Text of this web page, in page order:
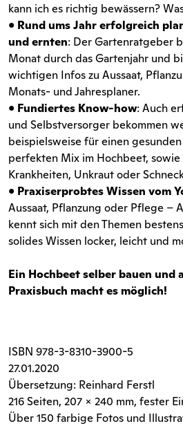
kann ich es richtig bewässern?
• Rund ums Jahr erfolgreich
und ernten: Der Gartenratgeber
Monat durch das Gartenjahr und
wichtigen Infos zu Aussaat,
Monats- und Jahresplaner.
• Fundiertes Know-how: Auch
und Selbstversorger bekommen
beispielsweise für einen
perfekten Mix im Hochbeet,
Krankheiten, Unkraut oder
• Praxiserprobtes Wissen vom
Aussaat, Pflanzung oder Pflege –
kennt sich mit den Themen
solides Wissen locker, leicht und
Ein Hochbeet selber bauen und
Praxisbuch macht es möglich!
ISBN 978-3-8310-3900-5
27.01.2020
Übersetzung: Reinhard Ferstl
216 Seiten, 207 x 240 mm, fester
Über 150 farbige Fotos und